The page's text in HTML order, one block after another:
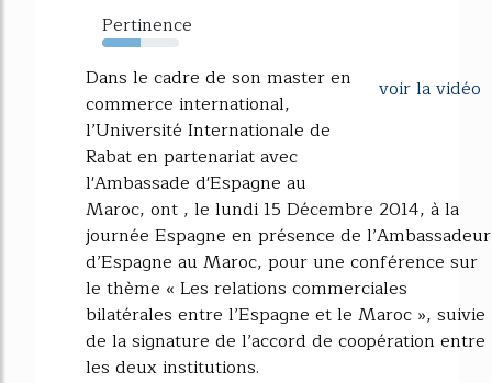
Pertinence
50%
voir la vidéo
Dans le cadre de son master en
commerce international,
l’Université Internationale de
Rabat en partenariat avec
l'Ambassade d'Espagne au
Maroc, ont , le lundi 15 Décembre 2014, à la
journée Espagne en présence de l’Ambassadeur
d’Espagne au Maroc, pour une conférence sur
le thème « Les relations commerciales
bilatérales entre l’Espagne et le Maroc », suivie
de la signature de l’accord de coopération entre
les deux institutions.